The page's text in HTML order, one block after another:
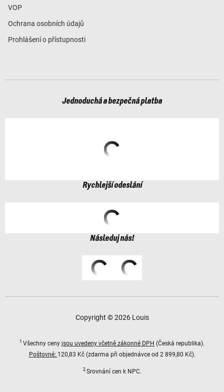
VOP
Ochrana osobních údajů
Prohlášení o přístupnosti
Jednoduchá a bezpečná platba
Rychlejší odeslání
Následuj nás!
Copyright © 2026 Louis
1 Všechny ceny jsou uvedeny včetně zákonné DPH (Česká republika).
Poštovné: 120,83 Kč (zdarma při objednávce od 2 899,80 Kč).
2 Srovnání cen k NPC.